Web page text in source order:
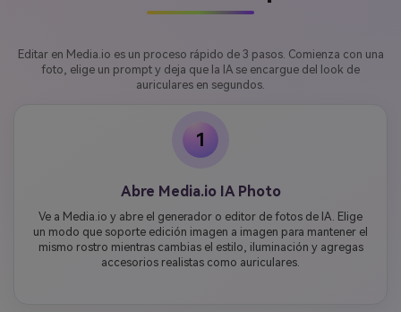
Editar en Media.io es un proceso rápido de 3 pasos. Comienza con una
foto, elige un prompt y deja que la IA se encargue del look de
auriculares en segundos.
1
Abre Media.io IA Photo
Ve a Media.io y abre el generador o editor de fotos de IA. Elige
un modo que soporte edición imagen a imagen para mantener el
mismo rostro mientras cambias el estilo, iluminación y agregas
accesorios realistas como auriculares.